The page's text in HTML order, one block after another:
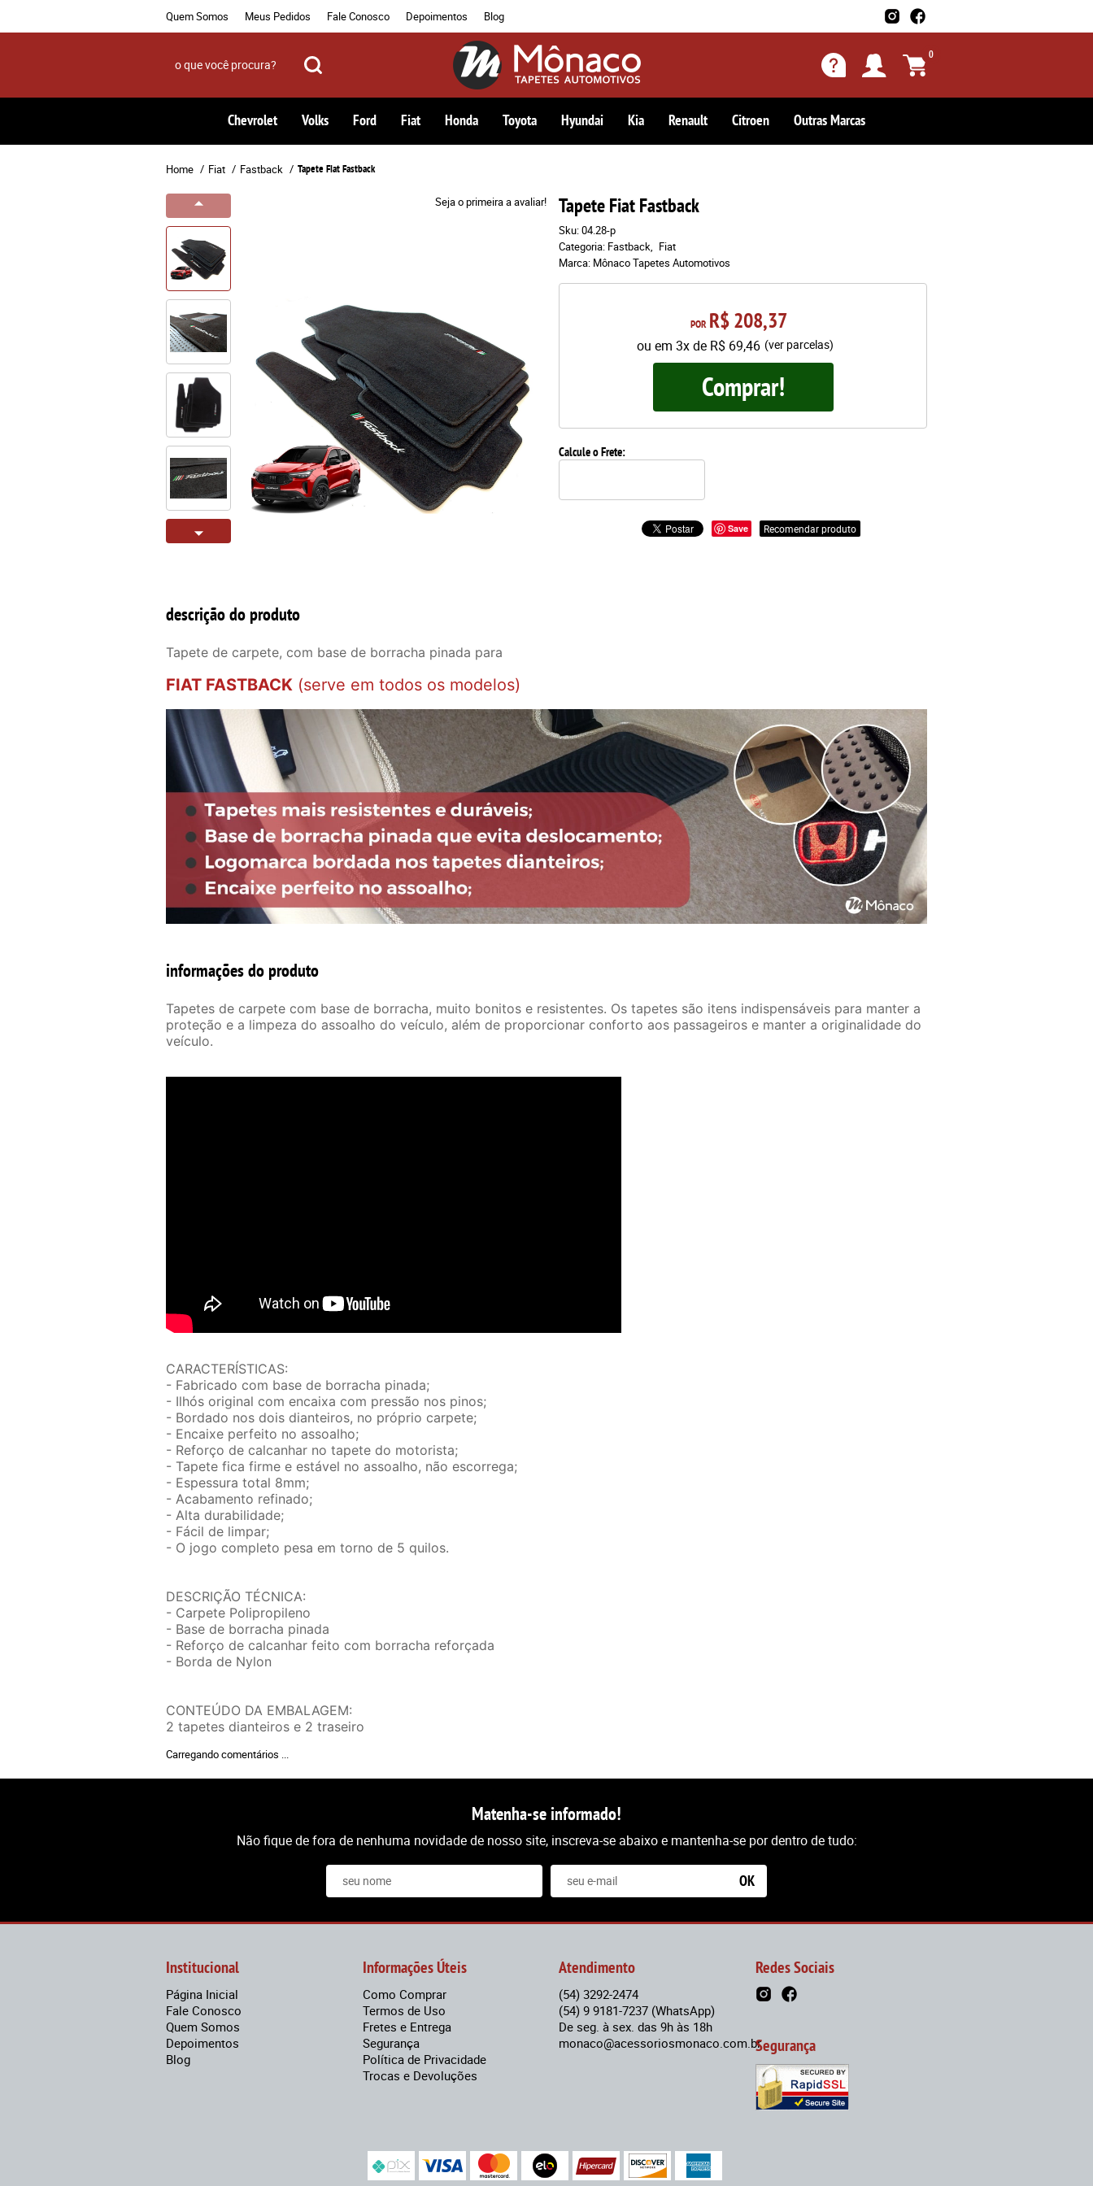
Quem Somos Meus Pedidos Fale Conosco Depoimentos Blog
0
Chevrolet Volks Ford Fiat Honda Toyota Hyundai Kia Renault Citroen Outras Marcas
Home Fiat Fastback Tapete Fiat Fastback
Seja o primeira a avaliar! Tapete Fiat Fastback
Sku:04.28-p
Categoria: Fastback
Fiat
Marca: Mônaco Tapetes Automotivos
POR R$ 208,37
ou em 3xde R$ 69,46 (ver parcelas)
Comprar!
Calcule o Frete:
Save Recomendar produto
descrição do produto
Tapete de carpete, com base de borracha pinada para
FIAT FASTBACK (serve em todos os modelos)
informações do produto
Tapetes de carpete com base de borracha, muito bonitos e resistentes. Os tapetes são itens indispensáveis para manter a
proteção e a limpeza do assoalho do veículo, além de proporcionar conforto aos passageiros e manter a originalidade do
veículo.
CARACTERÍSTICAS:
- Fabricado com base de borracha pinada;
- Ilhós original com encaixa com pressão nos pinos;
- Bordado nos dois dianteiros, no próprio carpete;
- Encaixe perfeito no assoalho;
- Reforço de calcanhar no tapete do motorista;
- Tapete fica firme e estável no assoalho, não escorrega;
- Espessura total 8mm;
- Acabamento refinado;
- Alta durabilidade;
- Fácil de limpar;
- O jogo completo pesa em torno de 5 quilos.
DESCRIÇÃO TÉCNICA:
- Carpete Polipropileno
- Base de borracha pinada
- Reforço de calcanhar feito com borracha reforçada
- Borda de Nylon
CONTEÚDO DA EMBALAGEM:
2 tapetes dianteiros e 2 traseiro
Carregando comentários ...
Matenha-se informado!
Não fique de fora de nenhuma novidade de nosso site, inscreva-se abaixo e mantenha-se por dentro de tudo:
OK
Institucional
Página Inicial
Fale Conosco
Quem Somos
Depoimentos
Blog
Informações Úteis
Como Comprar
Termos de Uso
Fretes e Entrega
Segurança
Política de Privacidade
Trocas e Devoluções
Atendimento
(54) 3292-2474
(54) 9 9181-7237 (WhatsApp)
De seg. à sex. das 9h às 18h
monaco@acessoriosmonaco.com.br
Redes Sociais
Segurança